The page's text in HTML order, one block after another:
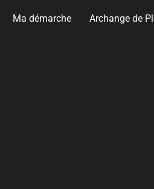
Ma démarche Archange de